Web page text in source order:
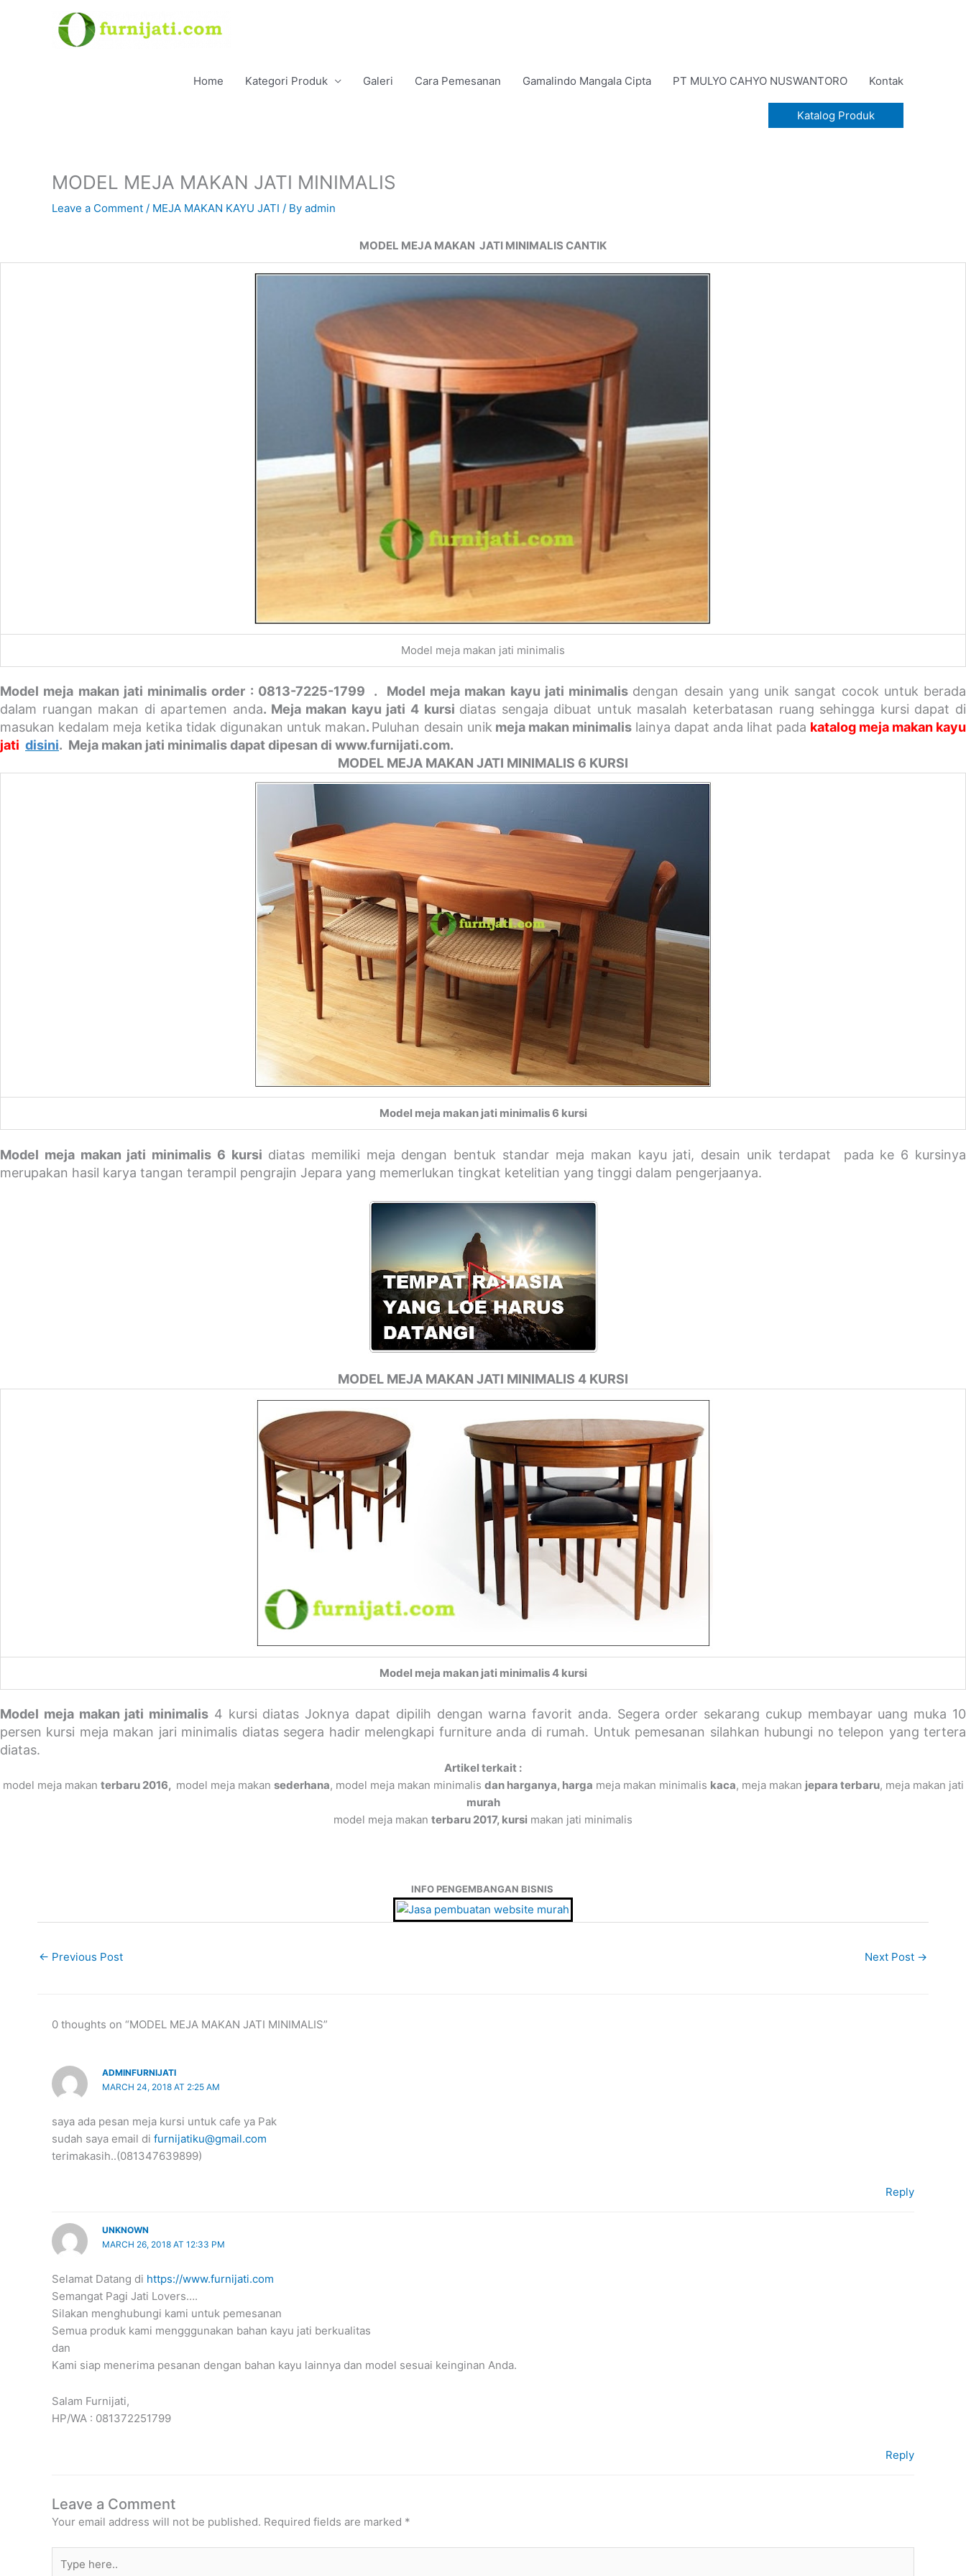
Home Kategori Produk Galeri Cara Pemesanan Gamalindo Mangala Cipta PT MULYO CAHYO NUSWANTORO Kontak
Katalog Produk
MODEL MEJA MAKAN JATI MINIMALIS
Leave a Comment / MEJA MAKAN KAYU JATI / By admin
MODEL MEJA MAKAN JATI MINIMALIS CANTIK
Model meja makan jati minimalis
Model meja makan jati minimalis order : 0813-7225-1799 . Model meja makan kayu jati minimalis dengan desain yang unik sangat cocok untuk berada
dalam ruangan makan di apartemen anda. Meja makan kayu jati 4 kursi diatas sengaja dibuat untuk masalah keterbatasan ruang sehingga kursi dapat di
masukan kedalam meja ketika tidak digunakan untuk makan. Puluhan desain unik meja makan minimalis lainya dapat anda lihat pada katalog meja makan kayu
jati disini. Meja makan jati minimalis dapat dipesan di www.furnijati.com.
MODEL MEJA MAKAN JATI MINIMALIS 6 KURSI
Model meja makan jati minimalis 6 kursi
Model meja makan jati minimalis 6 kursi diatas memiliki meja dengan bentuk standar meja makan kayu jati, desain unik terdapat pada ke 6 kursinya
merupakan hasil karya tangan terampil pengrajin Jepara yang memerlukan tingkat ketelitian yang tinggi dalam pengerjaanya.
MODEL MEJA MAKAN JATI MINIMALIS 4 KURSI
Model meja makan jati minimalis 4 kursi
Model meja makan jati minimalis 4 kursi diatas Joknya dapat dipilih dengan warna favorit anda. Segera order sekarang cukup membayar uang muka 10
persen kursi meja makan jari minimalis diatas segera hadir melengkapi furniture anda di rumah. Untuk pemesanan silahkan hubungi no telepon yang tertera
diatas.
Artikel terkait :
model meja makan terbaru 2016, model meja makan sederhana, model meja makan minimalis dan harganya, harga meja makan minimalis kaca, meja makan jepara terbaru, meja makan jati
murah
model meja makan terbaru 2017, kursi makan jati minimalis
INFO PENGEMBANGAN BISNIS
← Previous Post Next Post →
0 thoughts on “MODEL MEJA MAKAN JATI MINIMALIS”
ADMINFURNIJATI
MARCH 24, 2018 AT 2:25 AM
saya ada pesan meja kursi untuk cafe ya Pak
sudah saya email di furnijatiku@gmail.com
terimakasih..(081347639899)
Reply
UNKNOWN
MARCH 26, 2018 AT 12:33 PM
Selamat Datang di https://www.furnijati.com
Semangat Pagi Jati Lovers….
Silakan menghubungi kami untuk pemesanan
Semua produk kami mengggunakan bahan kayu jati berkualitas
dan
Kami siap menerima pesanan dengan bahan kayu lainnya dan model sesuai keinginan Anda.
Salam Furnijati,
HP/WA : 081372251799
Reply
Leave a Comment
Your email address will not be published. Required fields are marked *
here..